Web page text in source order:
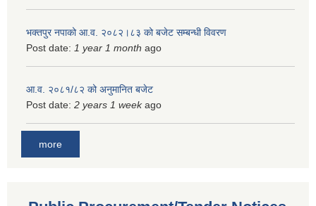
भक्तपुर नपाको आ.व. २०८२।८३ को बजेट सम्बन्धी विवरण
Post date: 1 year 1 month ago
आ.व. २०८१/८२ को अनुमानित बजेट
Post date: 2 years 1 weekago
more